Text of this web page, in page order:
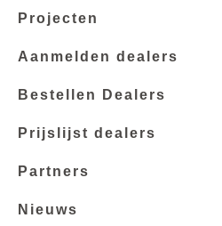
Projecten
Aanmelden dealers
Bestellen Dealers
Prijslijst dealers
Partners
Nieuws